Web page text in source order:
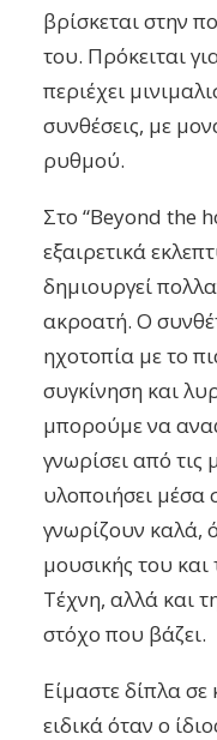
βρίσκεται στην
του. Πρόκειται
περιέχει
συνθέσεις, με
ρυθμού.
Στο “Beyond the
εξαιρετικά
δημιουργεί
ακροατή. Ο
ηχοτοπία με το
συγκίνηση και
μπορούμε να
γνωρίσει από τις
υλοποιήσει μέσα
γνωρίζουν καλά,
μουσικής του
Τέχνη, αλλά και
στόχο που βάζει.
Είμαστε δίπλα
ειδικά όταν ο